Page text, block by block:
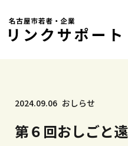
第６回おしごと
2024.09.06 おしらせ